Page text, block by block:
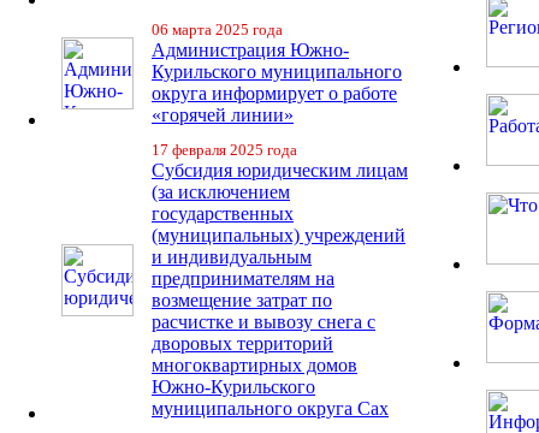
06 марта 2025 года
Администрация Южно-
Курильского муниципального
округа информирует о работе
«горячей линии»
17 февраля 2025 года
Субсидия юридическим лицам
(за исключением
государственных
(муниципальных) учреждений
и индивидуальным
предпринимателям на
возмещение затрат по
расчистке и вывозу снега с
дворовых территорий
многоквартирных домов
Южно-Курильского
муниципального округа Сах